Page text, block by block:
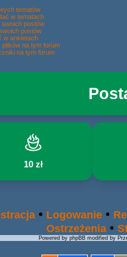
tematów
w tematach
swoich postów
postów
w ankietach
plików na tym forum
na tym forum
10 zł
• Logowanie •
Ostrzeżenia •
Powered by phpBB modified by